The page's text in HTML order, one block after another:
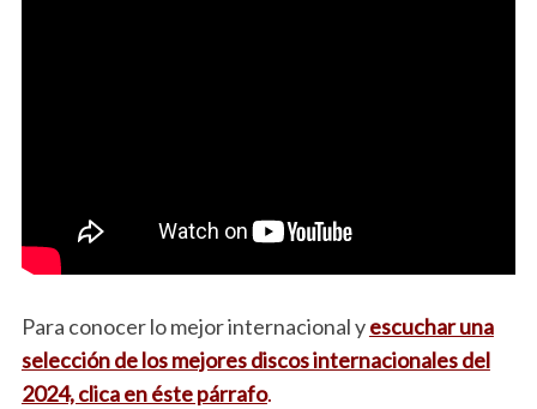
Para conocer lo mejor internacional yescuchar una
selección de los mejores discos internacionales del
2024, clica en éste párrafo.